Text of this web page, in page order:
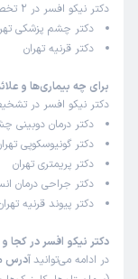
دکتر نیکو افسر در 2 تخصص و در 1 شهر فعالیت دارند:
دکتر چشم پزشکی
دکتر قرنیه تهران
برای چه بیماری‌ها و
دکتر نیکو افسر در
دکتر درمان دوبینی
دکتر گونیوسکوپی
دکتر پریمتری تهران
دکتر جراحی درمان
دکتر پیوند قرنیه
دکتر نیکو افسر در کجا
در ادامه می‌توانید آدرس